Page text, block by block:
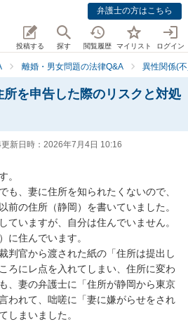
弁護士の方はこちら
投稿する 探す 閲覧履歴 マイリスト ログイン
離婚・男女問題の法律Q&A 異性関係(
を申告した際のリスクと対処
更新日時： 2026年7月4日 10:16
。
も、妻に住所を知られたくないので、
前の住所（静岡）を書いていました。
ていますが、自分は住んでいません。
に住んでいます。
判官から渡された紙の「住所は提出し
ろにレ点を入れてしまい、住所に変わ
、妻の弁護士に「住所が静岡から東京
われて、咄嗟に「妻に嫌がらせをされ
しまいました。